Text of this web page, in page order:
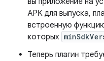
APK для выпуска,
встроенную
которых
Теперь плагин